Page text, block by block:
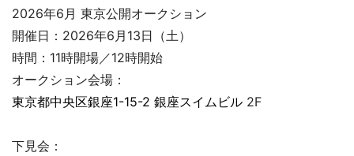
2026年6月 東京公開オークション
開催日：2026年6月13日（土）
時間：11時開場／12時開始
オークション会場：
東京都中央区銀座1-15-2 銀座スイムビル 2F
下見会：